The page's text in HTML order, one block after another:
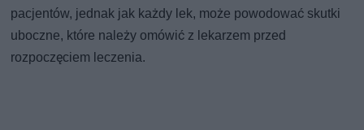
pacjentów, jednak jak każdy lek, może powodować skutki
uboczne, które należy omówić z lekarzem przed
rozpoczęciem leczenia.